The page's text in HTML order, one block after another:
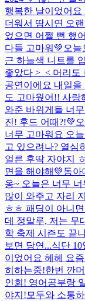
행복한 날이었어
더워서 땀시연 오
었으면 어쩔 뻔 했
다들 고마워💚 오늘
근 하늘색 니트를
좋았다 >_< 머리도
공연이에요 내일
도 고마웠어!! 사랑
와준 바위게들 너
진! 후드 어때?!💚
너무 고마워요 오
고 있으려나? 열심
얼른 후딱 자야지
면을 해야해💚동아
옹~ 오늘은 너무
많이 와주고 자리
ㅎㅎ 패딩이 아니
데 정말루, 저는 무
학 축제 시즌도 끝
보면 당연...식단
이었어요 헤헤 요
히하는중!한번 깐
인회! 영어공부랑
야지!모두와 소통